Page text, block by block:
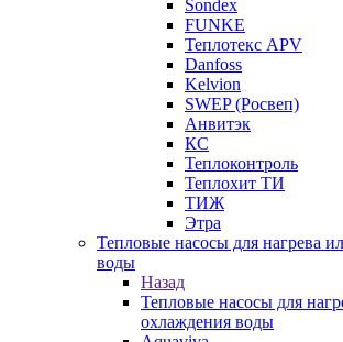
Sondex
FUNKE
Теплотекс APV
Danfoss
Kelvion
SWEP (Росвеп)
Анвитэк
КС
Теплоконтроль
Теплохит ТИ
ТИЖ
Этра
Тепловые насосы для нагрева
воды
Назад
Тепловые насосы для
охлаждения воды